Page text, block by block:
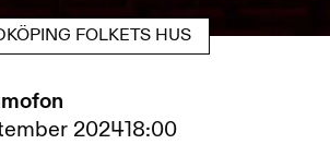
FOLKETS HUS
202418:00